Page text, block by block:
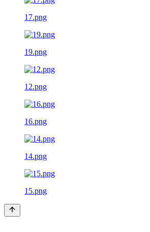
17.png
19.png
12.png
16.png
14.png
15.png